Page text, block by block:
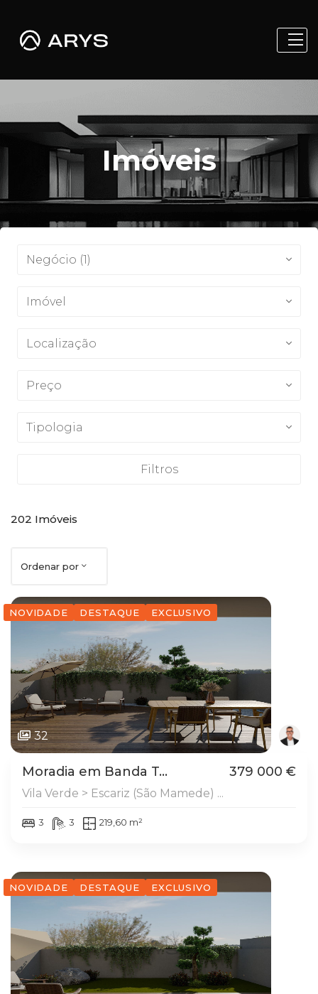
Imóveis
Negócio (1)
Imóvel
Localização
Preço
Tipologia
Filtros
202 Imóveis
Ordenar por
NOVIDADE DESTAQUE EXCLUSIVO
32
Moradia em Banda T... 379 000 €
Vila Verde > Escariz (São Mamede) ...
3 3 219,60 m²
NOVIDADE DESTAQUE EXCLUSIVO